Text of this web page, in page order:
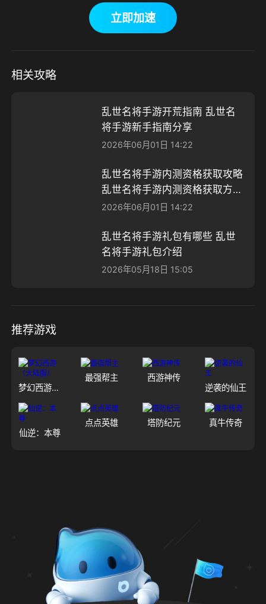
立即加速
相关攻略
乱世名将手游开荒指南 乱世名
将手游新手指南分享
2026年06月01日 14:22
乱世名将手游内测资格获取攻略
乱世名将手游内测资格获取方法
有哪些
2026年06月01日 14:22
乱世名将手游礼包有哪些 乱世
名将手游礼包介绍
2026年05月18日 15:05
推荐游戏
梦幻西游（大陆服）
最强帮主
西游神传
逆袭的仙王
仙逆：本尊
点点英雄 塔防纪元 真牛传奇